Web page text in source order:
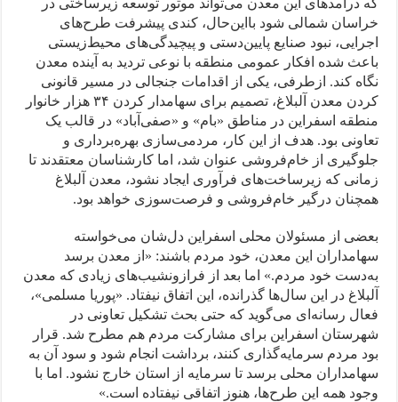
که درآمدهای این معدن می‌تواند موتور توسعه زیرساختی در
خراسان شمالی شود بااین‌حال، کندی پیشرفت طرح‌های
اجرایی، نبود صنایع پایین‌دستی و پیچیدگی‌های محیط‌زیستی
باعث شده افکار عمومی منطقه با نوعی تردید به آینده معدن
نگاه کند. ازطرفی، یکی از اقدامات جنجالی در مسیر قانونی
کردن معدن آلبلاغ، تصمیم برای سهامدار کردن ۳۴ هزار خانوار
منطقه اسفراین در مناطق «بام» ‌و «صفی‌آباد» در قالب یک
تعاونی بود. هدف از این کار، مردمی‌سازی بهره‌برداری و
جلوگیری از خام‌فروشی عنوان شد، اما کارشناسان معتقدند تا
زمانی که زیرساخت‌های فرآوری ایجاد نشود، معدن آلبلاغ
همچنان درگیر خام‌فروشی و فرصت‌سوزی خواهد بود.
بعضی از مسئولان محلی اسفراین دل‌شان می‌خواسته
سهامداران این معدن، خود مردم باشند: «از معدن برسد
به‌دست خود مردم.» اما بعد از فرازونشیب‌های زیادی که معدن
آلبلاغ در این سال‌ها گذرانده، این اتفاق نیفتاد. «پوریا مسلمی»،
فعال رسانه‌ای می‌گوید که حتی بحث تشکیل تعاونی در
شهرستان اسفراین برای مشارکت مردم هم مطرح شد. قرار
بود مردم سرمایه‌گذاری کنند، برداشت انجام شود و سود آن به
سهامداران محلی برسد تا سرمایه از استان خارج نشود. اما با
وجود همه این طرح‌ها، هنوز اتفاقی نیفتاده است.»